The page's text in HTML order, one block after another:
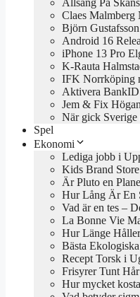
Claes Malmberg
Björn
Android 16
iPhone 13 Pro
K-Rauta
IFK Norrköping
Aktivera BankID
Jem & Fix
När gick
Spel
Ekonomi
Lediga jobb i
Kids Brand
Är Pluto en
Hur Lång Är En
Vad är en tes –
La Bonne Vie
Hur Länge
Bästa
Recept Torsk i
Frisyrer Tunt
Hur mycket